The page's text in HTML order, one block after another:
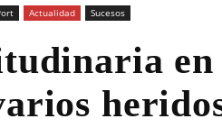
Actualidad Sucesos